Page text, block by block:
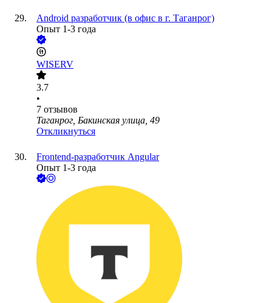
Android разработчик (в офис в г. Таганрог)
Опыт 1-3 года
WISERV
3.7
•
7 отзывов
Таганрог, Бакинская улица, 49
Откликнуться
Frontend-разработчик Angular
Опыт 1-3 года